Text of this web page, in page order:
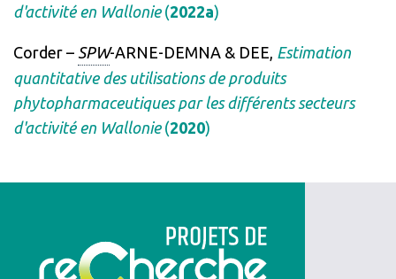
d'activité en Wallonie(2022a)
Corder – SPW-ARNE-DEMNA & DEE, Estimation
quantitative des utilisations de produits
phytopharmaceutiques par les différents secteurs
d'activité en Wallonie(2020)